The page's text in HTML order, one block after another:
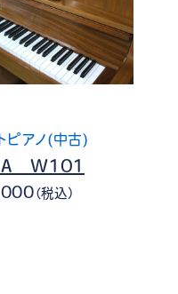
ピアノ(中古)
W101
（税込）